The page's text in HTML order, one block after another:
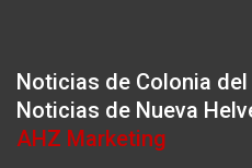
Noticias de Colonia
Noticias de Nueva
AHZ Marketing